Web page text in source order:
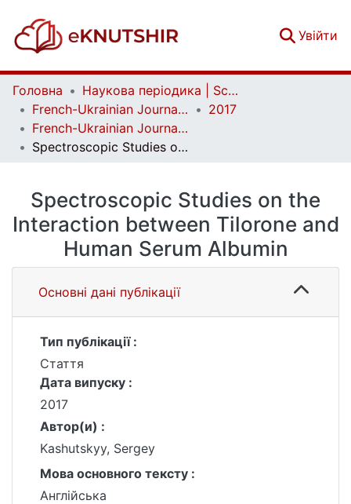
Увійти
Головна
Наукова періодика | Scientific periodicals
French-Ukrainian Journal of Chemistry
2017
French-Ukrainian Journal of Chemistry. Vol. 5 No. 1
Spectroscopic Studies on the Interaction between Tilorone and Human Serum Albumin
Spectroscopic Studies on the
Interaction between Tilorone and
Human Serum Albumin
Основні дані публікації
Тип публікації :
Стаття
Дата випуску :
2017
Автор(и) :
Kashutskуy, Sergey
Мова основного тексту :
Англійська